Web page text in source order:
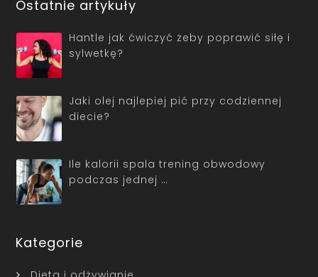
Ostatnie artykuły
Hantle jak ćwiczyć żeby poprawić siłę i
sylwetkę?
Jaki olej najlepiej pić przy codziennej
diecie?
Ile kalorii spala trening obwodowy
podczas jednej …
Kategorie